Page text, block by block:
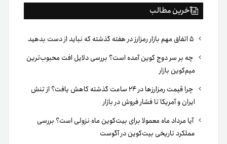
آخرین مطالب
چه بر سر دوج کوین آمده است؟ بررسی دلایل افت محبوب‌ترین
میم‌کوین بازار
چرا قیمت رمزارزها در ۲۴ ساعت گذشته کاهش یافت؟ از تنش
ایران و آمریکا تا فشار فروش در بازار
آیا مرداد ماه معمولا برای بیت‌کوین ماه نزولی است؟ بررسی
عملکرد تاریخی بیت‌کوین در آگوست